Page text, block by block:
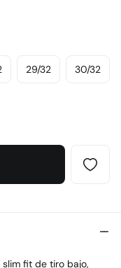
29/32 30/32
fit de tiro bajo,